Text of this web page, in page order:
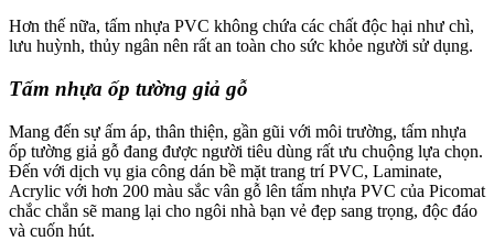
Hơn thế nữa, tấm nhựa PVC không chứa các chất độc hại như chì,
lưu huỳnh, thủy ngân nên rất an toàn cho sức khỏe người sử dụng.
Tấm nhựa ốp tường giả gỗ
Mang đến sự ấm áp, thân thiện, gần gũi với môi trường, tấm nhựa
ốp tường giả gỗ đang được người tiêu dùng rất ưu chuộng lựa chọn.
Đến với dịch vụ gia công dán bề mặt trang trí PVC, Laminate,
Acrylic với hơn 200 màu sắc vân gỗ lên tấm nhựa PVC của Picomat
chắc chắn sẽ mang lại cho ngôi nhà bạn vẻ đẹp sang trọng, độc đáo
và cuốn hút.